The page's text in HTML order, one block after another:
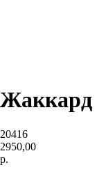
Жаккард
20416
2950,00
р.